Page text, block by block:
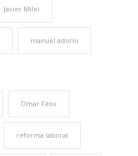
Javier Milei
manuel adorni
Omar Félix
reforma laboral